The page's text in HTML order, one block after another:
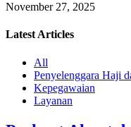
November 27, 2025
Latest Articles
All
Penyelenggara Haji
Kepegawaian
Layanan